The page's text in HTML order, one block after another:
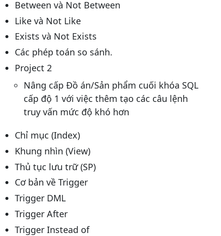
Between và Not Between
Like và Not Like
Exists và Not Exists
Các phép toán so sánh.
Project 2
Nâng cấp Đồ án/Sản phẩm cuối khóa SQL
cấp độ 1 với việc thêm tạo các câu lệnh
truy vấn mức độ khó hơn
Chỉ mục (Index)
Khung nhìn (View)
Thủ tục lưu trữ (SP)
Cơ bản về Trigger
Trigger DML
Trigger After
Trigger Instead of